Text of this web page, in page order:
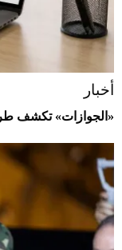
أخبار
«الجوازات» تكشف